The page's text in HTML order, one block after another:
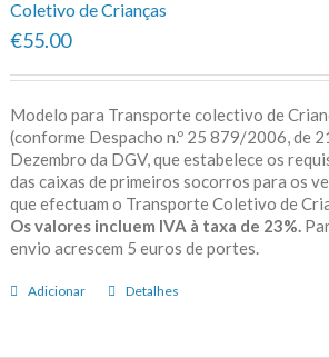
Coletivo de Crianças
€55.00
Modelo para Transporte colectivo de
(conforme Despacho n.º 25 879/2006, de
Dezembro da DGV, que estabelece os
das caixas de primeiros socorros para os
que efectuam o Transporte Coletivo de
Os valores incluem IVA à taxa de 23%.
envio acrescem 5 euros de portes.
Adicionar Detalhes